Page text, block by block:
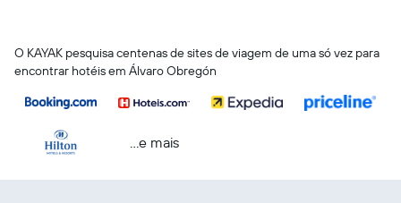
O KAYAK pesquisa centenas de sites de viagem de uma só vez para
encontrar hotéis em Álvaro Obregón
...e mais